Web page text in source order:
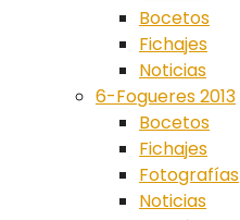
Bocetos
Fichajes
Noticias
6-Fogueres 2013
Bocetos
Fichajes
Fotografías
Noticias